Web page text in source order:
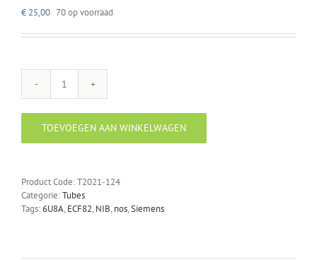
€ 25,00 70 op voorraad
Siemens
ECF82
NOS/NIB
(sealed
of
five)
aantal
TOEVOEGEN AAN WINKELWAGEN
Product Code:T2021-124
Categorie:Tubes
Tags:6U8A, ECF82, NIB, nos,Siemens